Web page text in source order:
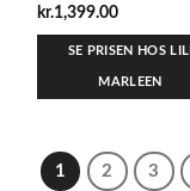
kr.1,399.00
SE PRISEN HOS LILI
MARLEEN
1 2 3